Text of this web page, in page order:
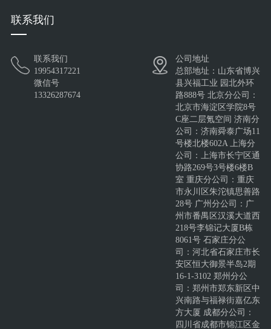
联系我们
联系我们
19954317221
微信号
13326287674
公司地址
总部地址：山东省博兴
县兴福工业 园北外环
路888号 北京分公司：
北京市海淀区学院8号
C座二层氪空间 济南分
公司：济南舜泰广场11
号楼北楼602A 上海分
公司：上海市长宁区通
协路269号3号楼6楼B
室 重庆分公司：重庆
市永川区朱沱镇思善路
28号 广州分公司：广
州市番禺区汉溪大道西
218号李锦记大厦B栋
8061号 石家庄分公
司：河北省石家庄市长
安区恒大御景半岛2期
16-1-3102 郑州分公
司：郑州市郑东新区中
兴南路与福禄街嘉亿东
方大厦 成都分公司：
四川省成都市锦江区金